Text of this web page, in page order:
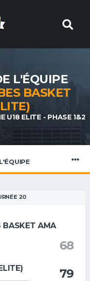
L'ÉQUIPE
BASKET
U18 ELITE - PHASE 1&2
20
BASKET AMA
68
79